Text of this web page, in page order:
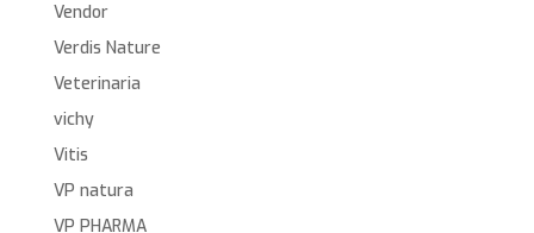
Vendor
Verdis Nature
Veterinaria
vichy
Vitis
VP natura
VP PHARMA